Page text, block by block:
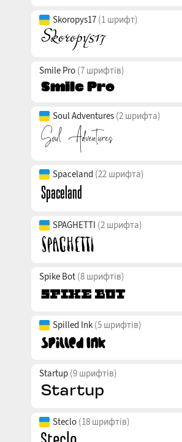
Skoropys17 (1 шрифт)
Smile Pro (7 шрифтів)
Soul Adventures (2 шрифта)
Spaceland (22 шрифта)
SPAGHETTI (2 шрифта)
Spike Bot (8 шрифтів)
Spilled Ink (5 шрифтів)
Startup (9 шрифтів)
Steclo (18 шрифтів)